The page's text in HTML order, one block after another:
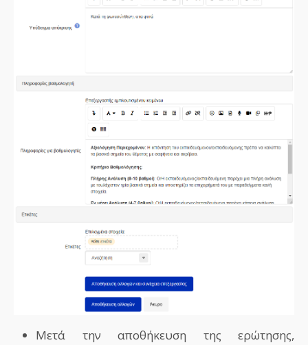
Μετά την αποθήκευση της ερώτησης,